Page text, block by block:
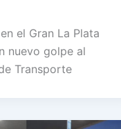
el Gran La Plata
nuevo golpe al
Transporte